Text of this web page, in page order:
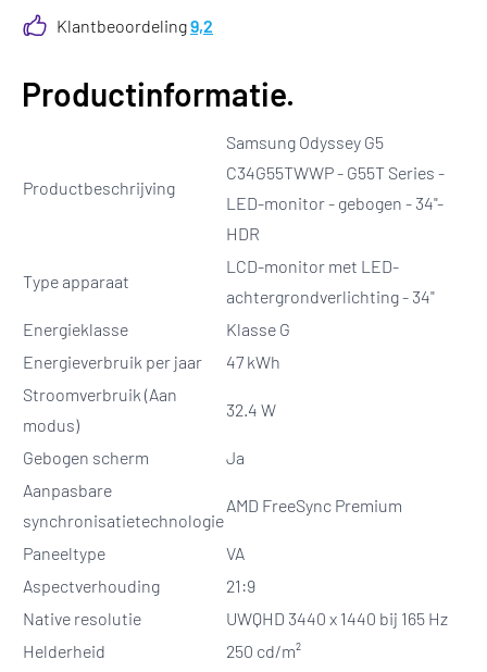
Klantbeoordeling9,2
Productinformatie.
Productbeschrijving
Samsung Odyssey G5
C34G55TWWP - G55T Series -
LED-monitor - gebogen - 34"-
HDR
Type apparaat
LCD-monitor met LED-
achtergrondverlichting - 34"
Energieklasse
Klasse G
Energieverbruik per jaar
47 kWh
Stroomverbruik (Aan
modus)
32.4 W
Gebogen scherm
Ja
Aanpasbare
synchronisatietechnologie
AMD FreeSync Premium
Paneeltype
VA
Aspectverhouding
21:9
Native resolutie
UWQHD 3440 x 1440 bij 165 Hz
Helderheid
250 cd/m²